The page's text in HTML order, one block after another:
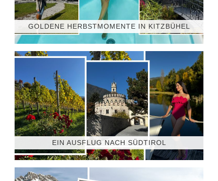
GOLDENE HERBSTMOMENTE IN KITZBÜHEL
EIN AUSFLUG NACH SÜDTIROL